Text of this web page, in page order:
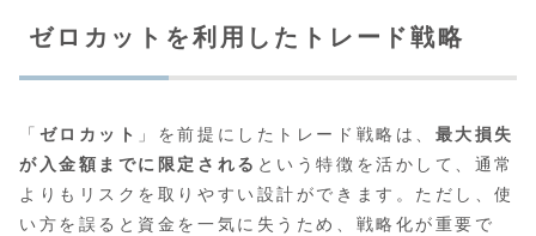
ゼロカットを利用したトレード戦略
「 ゼロカット 」を前提にしたトレード戦略は、 最大損失
が入金額までに限定される という特徴を活かして、通常
よりもリスクを取りやすい設計ができます。ただし、使
い方を誤ると資金を一気に失うため、戦略化が重要で